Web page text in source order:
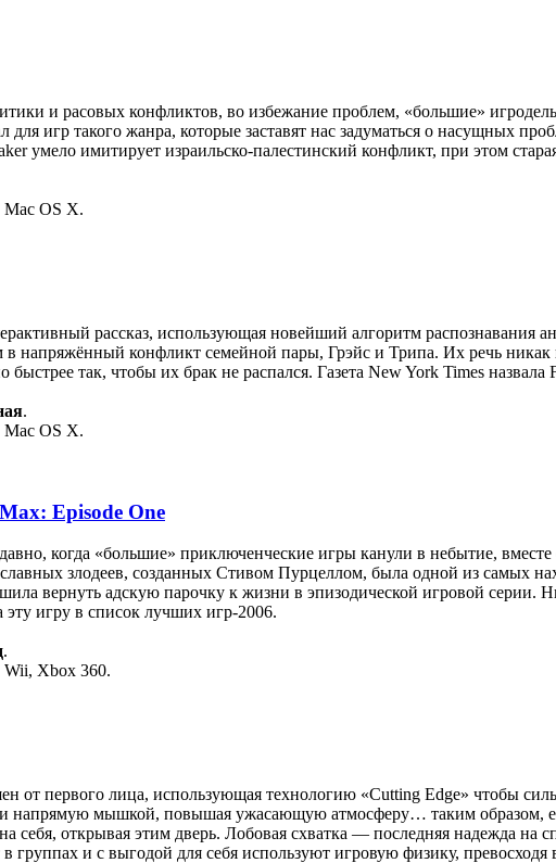
и расовых конфликтов, во избежание проблем, «большие»
для игр такого жанра, которые заставят нас задуматься о насущных
умело имитирует израильско-палестинский конфликт, при этом
Mac OS X.
рассказ, использующая новейший алгоритм распознавания
в напряжённый конфликт семейной пары, Грэйс и Трипа. Их речь никак
быстрее так, чтобы их брак не распался. Газета New York Times
.
Mac OS X.
Episode One
когда «большие» приключенческие игры канули в небытие,
злодеев, созданных Стивом Пурцеллом, была одной из самых
вернуть адскую парочку к жизни в эпизодической игровой серии.
эту игру в список лучших игр-2006.
.
Wii, Xbox 360.
от первого лица, использующая технологию «Cutting Edge» чтобы
напрямую мышкой, повышая ужасающую атмосферу… таким образом,
себя, открывая этим дверь. Лобовая схватка — последняя надежда
группах и с выгодой для себя используют игровую физику, превосходя